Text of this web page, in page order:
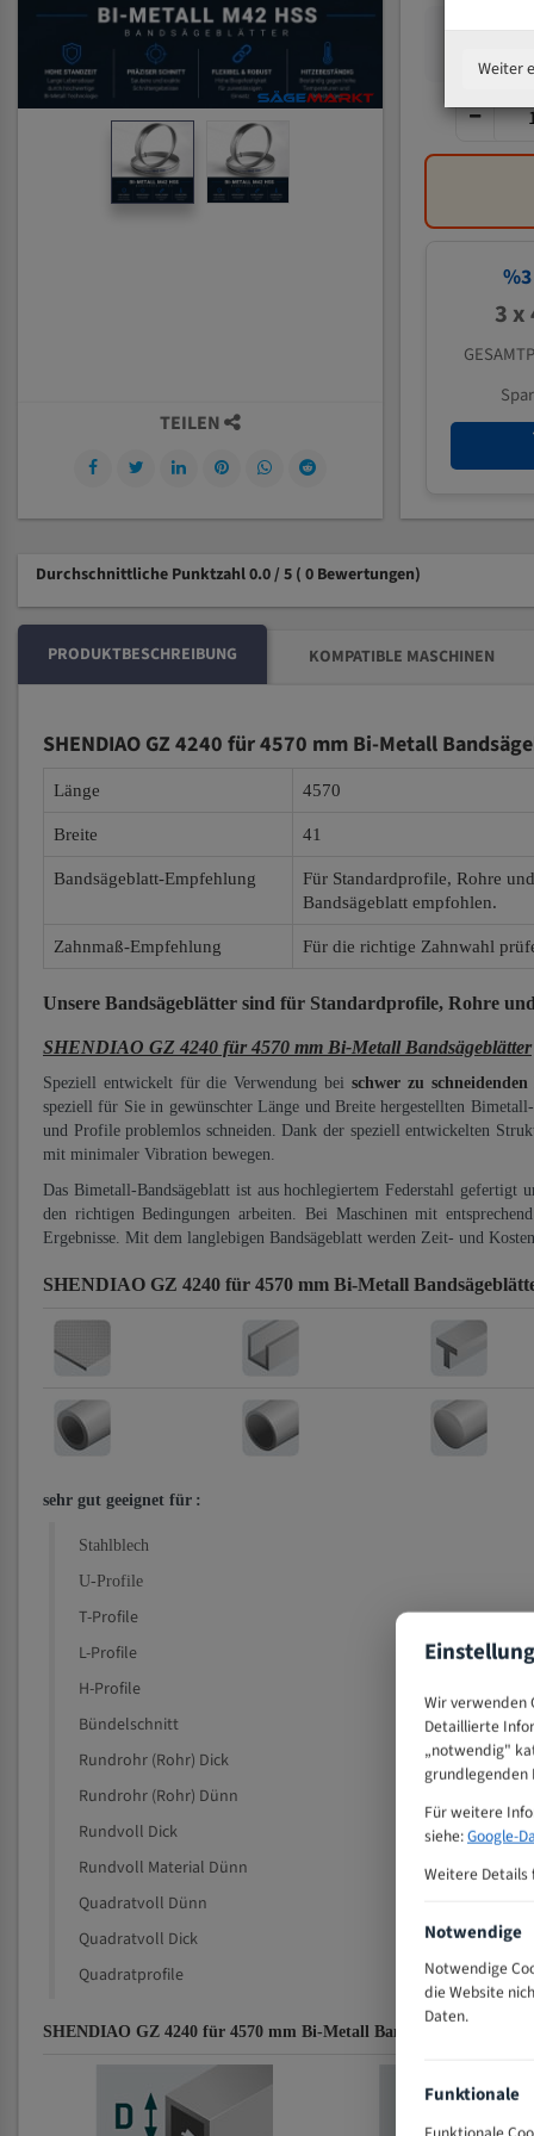
%3
3 x
TEILEN
Durchschnittliche Punktzahl 0.0 / 5 ( 0 Bewertungen)
PRODUKTBESCHREIBUNG KOMPATIBLE MASCHINEN
SHENDIAO GZ 4240 für 4570 mm Bi-Metall
Länge 4570
Breite 41
Bandsägeblatt-Empfehlung
Für Standardprofile, Rohre
Bandsägeblatt empfohlen.
Zahnmaß-Empfehlung Für die richtige Zahnwahl
Unsere Bandsägeblätter sind für Standardprofile, Rohre
SHENDIAO GZ 4240 für 4570 mm Bi-Metall Bandsägeblätter
Speziell entwickelt für die Verwendung bei schwer zu
speziell für Sie in gewünschter Länge und Breite hergestellten
und Profile problemlos schneiden. Dank der speziell entwickelten
mit minimaler Vibration bewegen.
Das Bimetall-Bandsägeblatt ist aus hochlegiertem Federstahl
den richtigen Bedingungen arbeiten. Bei Maschinen mit
Ergebnisse. Mit dem langlebigen Bandsägeblatt werden Zeit- und
SHENDIAO GZ 4240 für 4570 mm Bi-Metall
sehr gut geeignet für :
Stahlblech
U-Profile
T-Profile
L-Profile
H-Profile
Bündelschnitt
Rundrohr (Rohr) Dick
Rundrohr (Rohr) Dünn
Rundvoll Dick
Rundvoll Material Dünn
Quadratvoll Dünn
Quadratvoll Dick
Quadratprofile
SHENDIAO GZ 4240 für 4570 mm Bi-Metall Bandsägeblätter
Weiter
Wir verwenden
Detaillierte
„notwendig"
grundlegenden
Für weitere
siehe:Google-
Weitere Details
Notwendige
Notwendige
die Website
Daten.
Funktionale